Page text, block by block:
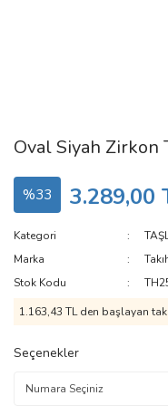
Oval Siyah Zirkon
%33 3.289,00
Kategori
Marka
Stok Kodu
1.163,43 TL den başlayan
Seçenekler